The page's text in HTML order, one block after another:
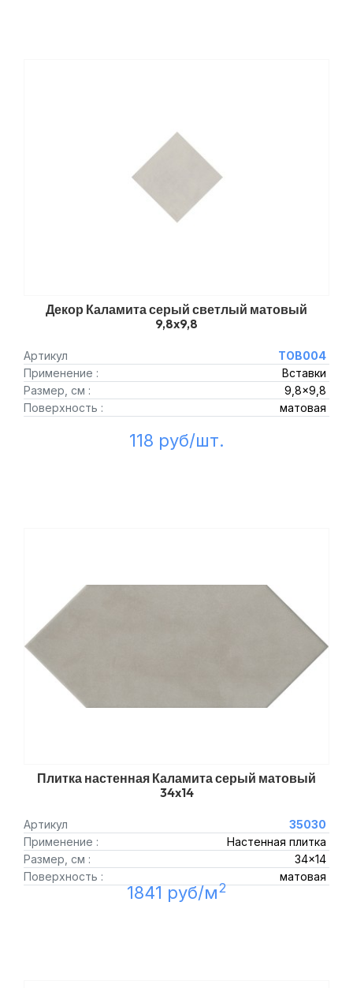
Декор Каламита серый светлый матовый
9,8x9,8
Артикул
TOB004
Применение :
Вставки
Размер, см :
9,8x9,8
Поверхность :
матовая
118 руб/шт.
Плитка настенная Каламита серый матовый
34x14
Артикул
35030
Применение :
Настенная плитка
Размер, см :
34x14
Поверхность :
матовая
1841 руб/м2